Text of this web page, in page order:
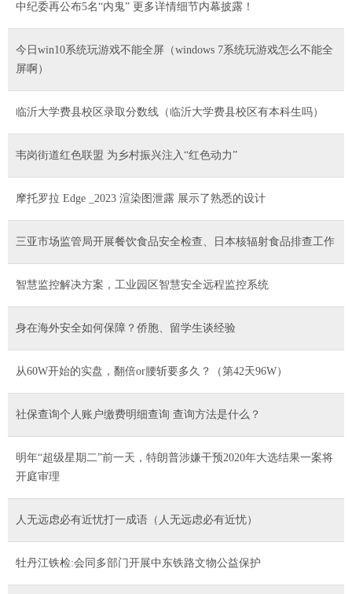
中纪委再公布5名“内鬼” 更多详情细节内幕披露！
今日win10系统玩游戏不能全屏（windows 7系统玩游戏怎么不能全
屏啊）
临沂大学费县校区录取分数线（临沂大学费县校区有本科生吗）
韦岗街道红色联盟 为乡村振兴注入“红色动力”
摩托罗拉 Edge _2023 渲染图泄露 展示了熟悉的设计
三亚市场监管局开展餐饮食品安全检查、日本核辐射食品排查工作
智慧监控解决方案，工业园区智慧安全远程监控系统
身在海外安全如何保障？侨胞、留学生谈经验
从60W开始的实盘，翻倍or腰斩要多久？（第42天96W）
社保查询个人账户缴费明细查询 查询方法是什么？
明年“超级星期二”前一天，特朗普涉嫌干预2020年大选结果一案将
开庭审理
人无远虑必有近忧打一成语（人无远虑必有近忧）
牡丹江铁检:会同多部门开展中东铁路文物公益保护